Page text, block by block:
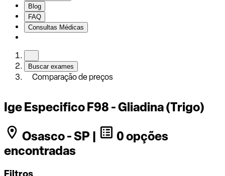
Blog
FAQ
Consultas Médicas
Buscar exames
Comparação de preços
Ige Especifico F98 - Gliadina (Trigo)
Osasco - SP |
0 opções
encontradas